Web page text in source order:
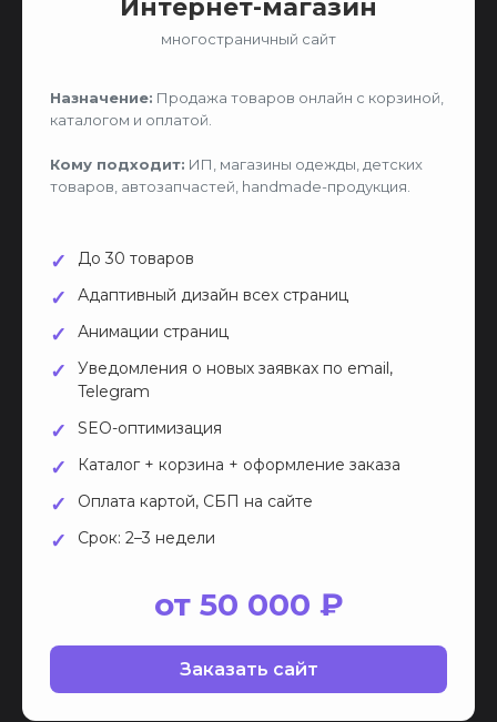
Интернет-магазин
многостраничный сайт
Назначение: Продажа товаров онлайн с корзиной,
каталогом и оплатой.
Кому подходит: ИП, магазины одежды, детских
товаров, автозапчастей, handmade-продукция.
До 30 товаров
Адаптивный дизайн всех страниц
Анимации страниц
Уведомления о новых заявках по email,
Telegram
SEO-оптимизация
Каталог + корзина + оформление заказа
Оплата картой, СБП на сайте
Срок: 2–3 недели
от 50 000 ₽
Заказать сайт